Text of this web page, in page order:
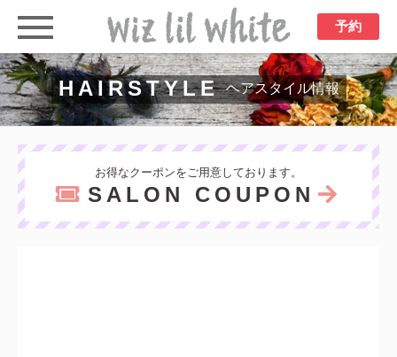
予約
HAIRSTYLE ヘアスタイル情報
お得なクーポンをご用意しております。
SALON COUPON